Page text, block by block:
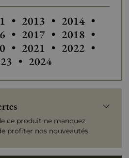
de Louis Jadot
millésimes de Louis Jadot
• 2013 • 2014 •
• 2017 • 2018 •
• 2021 • 2022 •
• 2024
ce produit ne manquez
profiter nos nouveautés